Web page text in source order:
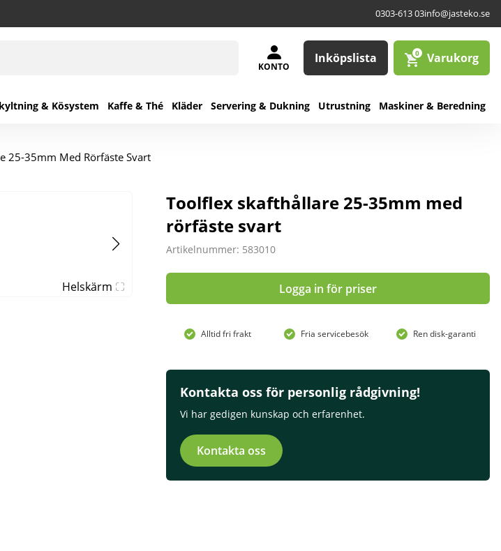
0303-613 03info@jasteko.se
KONTO
Inköpslista 0 Varukorg
& Kösystem Kaffe & Thé Kläder Servering & Dukning Utrustning Maskiner & Beredning
25-35mm Med Rörfäste Svart
Helskärm
Toolflex skafthållare 25-35mm med
rörfäste svart
Artikelnummer: 583010
Logga in för priser
Alltid fri frakt Fria servicebesök Ren disk-garanti
Kontakta oss för personlig rådgivning!
Vi har gedigen kunskap och erfarenhet.
Kontakta oss